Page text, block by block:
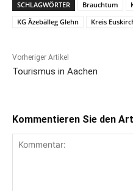
SCHLAGWÖRTER Brauchtum
KG Äzebälleg Glehn
Kreis
Vorheriger Artikel
Tourismus in Aachen
Kommentieren Sie den